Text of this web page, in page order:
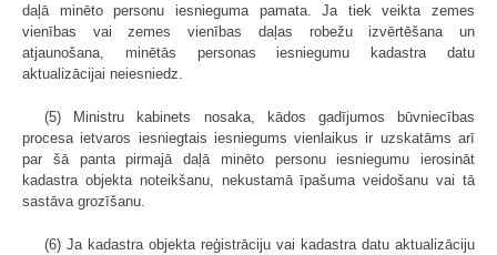
daļā minēto personu iesnieguma pamata. Ja tiek veikta zemes
vienības vai zemes vienības daļas robežu izvērtēšana un
atjaunošana, minētās personas iesniegumu kadastra datu
aktualizācijai neiesniedz.
(5) Ministru kabinets nosaka, kādos gadījumos būvniecības
procesa ietvaros iesniegtais iesniegums vienlaikus ir uzskatāms arī
par šā panta pirmajā daļā minēto personu iesniegumu ierosināt
kadastra objekta noteikšanu, nekustamā īpašuma veidošanu vai tā
sastāva grozīšanu.
(6) Ja kadastra objekta reģistrāciju vai kadastra datu aktualizāciju